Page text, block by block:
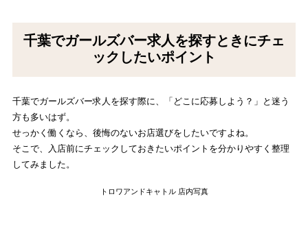
千葉でガールズバー求人を探すときにチェ
ックしたいポイント
千葉でガールズバー求人を探す際に、「どこに応募しよう？」と迷う
方も多いはず。
せっかく働くなら、後悔のないお店選びをしたいですよね。
そこで、入店前にチェックしておきたいポイントを分かりやすく整理
してみました。
トロワアンドキャトル 店内写真